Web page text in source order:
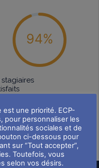
94%
2023
à l’épreuve du TP FPA
2022-2023 : 12 candidats.
une priorité. ECP-
pour personnaliser les
sociales et de
ci-dessous pour
sur “Tout accepter”,
Toutefois, vous
selon vos désirs.